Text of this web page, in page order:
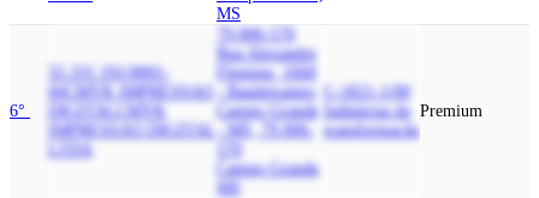
MS
6°
55.331.191/0001-
66CMYK IMPRESSAO
DIGITAL CMYK
IMPRESSAO DIGITAL
LTDA
79.006-570
Rua Alexandre
Fleming, 1660
- Bandeirantes,
Campo Grande
- MS, 79.006-
Campo Grande,
MS
C-1821-1/00
Indústrias da
transformação
Premium